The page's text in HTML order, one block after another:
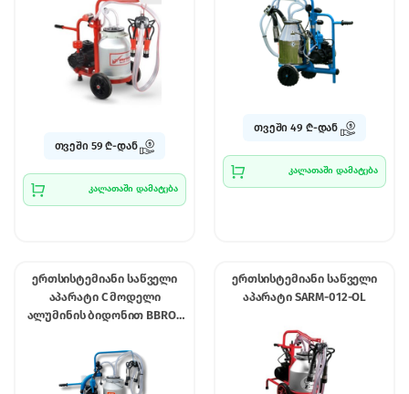
თვეში 59 ₾-დან
კალათაში დამატება
თვეში 49 ₾-დან
კალათაში დამატება
ერთსისტემიანი საწველი
აპარატი C მოდელი
ალუმინის ბიდონით BBROS
ერთსისტემიანი საწველი
აპარატი SARM-012-OL